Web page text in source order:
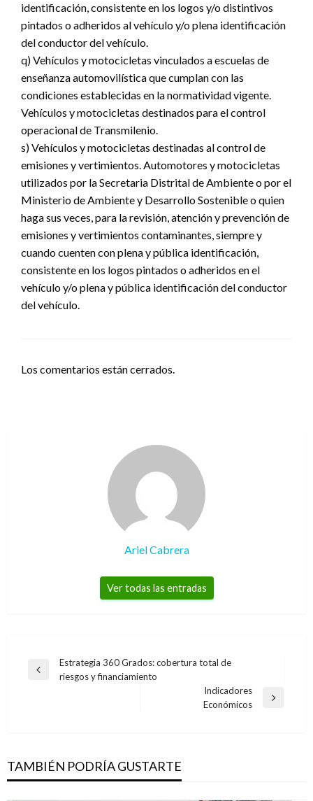
identificación, consistente en los logos y/o distintivos
pintados o adheridos al vehículo y/o plena identificación
del conductor del vehículo.
q) Vehículos y motocicletas vinculados a escuelas de
enseñanza automovilística que cumplan con las
condiciones establecidas en la normatividad vigente.
Vehículos y motocicletas destinados para el control
operacional de Transmilenio.
s) Vehículos y motocicletas destinadas al control de
emisiones y vertimientos. Automotores y motocicletas
utilizados por la Secretaria Distrital de Ambiente o por el
Ministerio de Ambiente y Desarrollo Sostenible o quien
haga sus veces, para la revisión, atención y prevención de
emisiones y vertimientos contaminantes, siempre y
cuando cuenten con plena y pública identificación,
consistente en los logos pintados o adheridos en el
vehículo y/o plena y pública identificación del conductor
del vehículo.
Los comentarios están cerrados.
Ariel Cabrera
Ver todas las entradas
Navegación
Entrada
Estrategia 360 Grados: cobertura total de
riesgos y financiamiento
Indicadores
Económicos
TAMBIÉN PODRÍA GUSTARTE